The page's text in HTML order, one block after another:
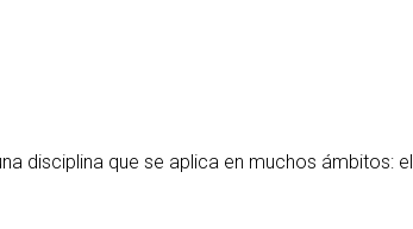
disciplina que se aplica en muchos ámbitos: el